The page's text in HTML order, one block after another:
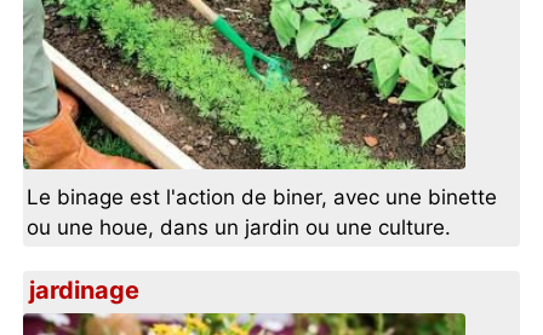
Le binage est l'action de biner, avec une binette
ou une houe, dans un jardin ou une culture.
jardinage